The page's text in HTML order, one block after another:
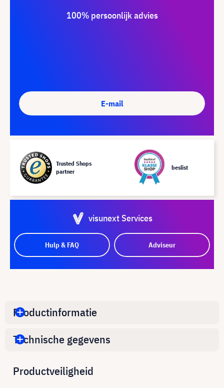
100% persoonlijk advies
E-mail
Trusted Shops
partner
beslist
visunext Services
Hulp & FAQ Adviseur
Productinformatie
Technische gegevens
Productveiligheid